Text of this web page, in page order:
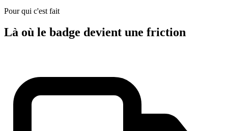
Pour qui c'est fait
Là où le badge devient une friction